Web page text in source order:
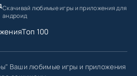
Скачивай любимые игрыи приложения для
андроид
Топ 100
Ваши любимые игры и приложения